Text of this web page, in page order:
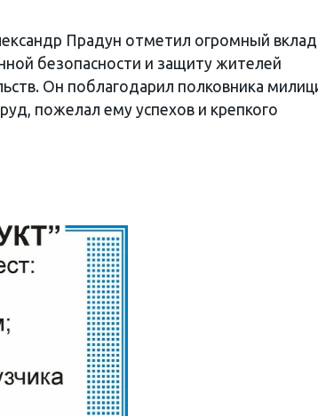
Прадун отметил огромный вклад
безопасности и защиту жителей
Он поблагодарил полковника
пожелал ему успехов и крепкого